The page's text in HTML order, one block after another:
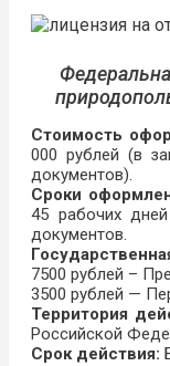
Стоимость
000 рублей (в
документов).
Сроки
45 рабочих
документов.
7500 рублей –
3500 рублей —
Территория
Российской
Срок действия: